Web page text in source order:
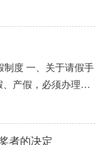
户名单（加盖客户公
本封在包装内。投
、联系方式，投标
。 投标书送
可取消其专营资
品的行为可制止，
。 3、中标人
按合同规定时间内
。 2、中标人
的基础工作，是健
行政区域内禁烟工
，对禁烟工作措施
优美的校园环境、
心健康奠定良好基
巢丽芬、吴国英 奖
处、信息中心 市
小学英语教研组 以
应予以换届。经过
为第八届教职工代
俭、赵倩 三年
李耘雯、郦娜、阙
、朱赟 四年
请假手
，或口头请假，经
者的决定